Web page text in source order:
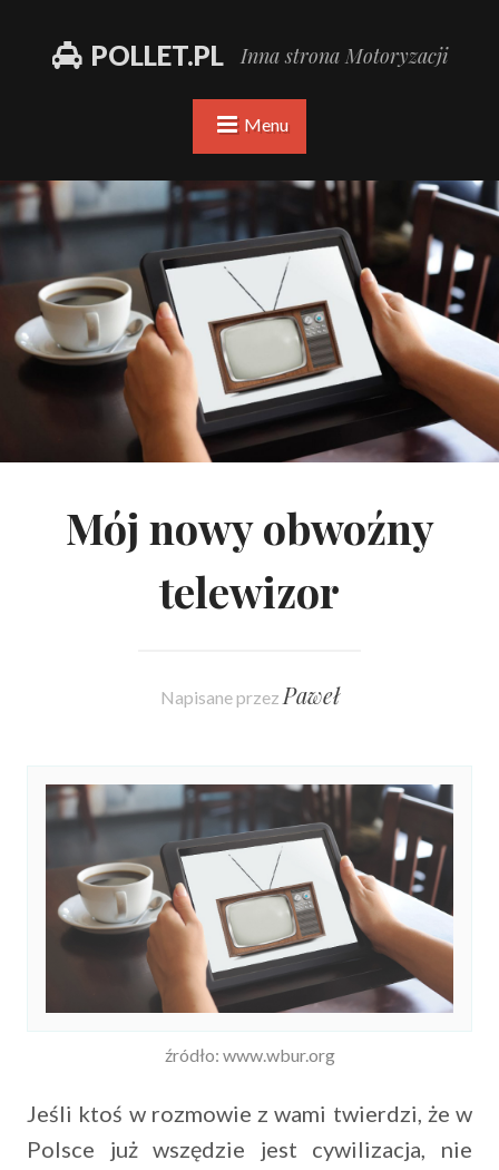
POLLET.PL Inna strona Motoryzacji
Menu
Mój nowy obwoźny
telewizor
Napisane przez Paweł
źródło: www.wbur.org
Jeśli ktoś w rozmowie z wami twierdzi, że w
Polsce już wszędzie jest cywilizacja, nie